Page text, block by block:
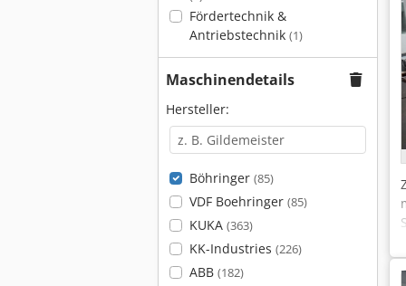
Fördertechnik &
Antriebstechnik (1)
Maschinendetails
Hersteller:
Böhringer (85)
VDF Boehringer (85)
KUKA (363)
KK-Industries (226)
ABB (182)